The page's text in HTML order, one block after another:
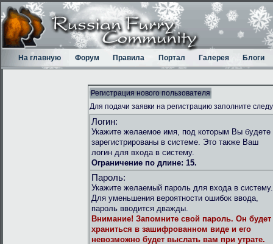
На главную Форум Правила Портал Галерея Блоги
Регистрация нового пользователя
Для подачи заявки на регистрацию заполните
Логин:
Укажите желаемое имя, под которым Вы будете
зарегистрированы в системе. Это также Ваш
логин для входа в систему.
Ограничение по длине: 15.
Пароль:
Укажите желаемый пароль для входа в систему.
Для уменьшения вероятности ошибок ввода,
пароль вводится дважды.
Внимание! Запомните свой пароль. Он будет
храниться в зашифрованном виде и его
невозможно будет выслать вам при утрате.